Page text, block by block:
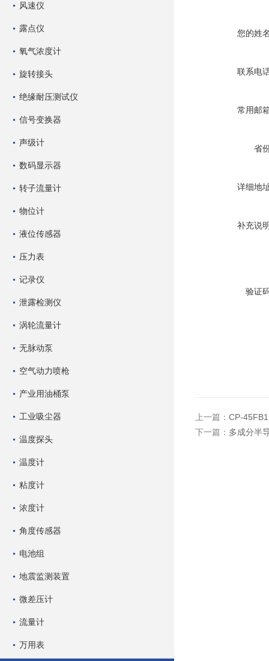
风速仪
露点仪
氧气浓度计
旋转接头
绝缘耐压测试仪
信号变换器
声级计
数码显示器
转子流量计
物位计
液位传感器
压力表
记录仪
泄露检测仪
涡轮流量计
无脉动泵
空气动力喷枪
产业用油桶泵
工业吸尘器
温度探头
温度计
粘度计
浓度计
角度传感器
电池组
地震监测装置
微差压计
流量计
万用表
您的姓
联系电
常用邮
省
详细地
补充说
验证
上一篇： CP-
下一篇： 多成分半